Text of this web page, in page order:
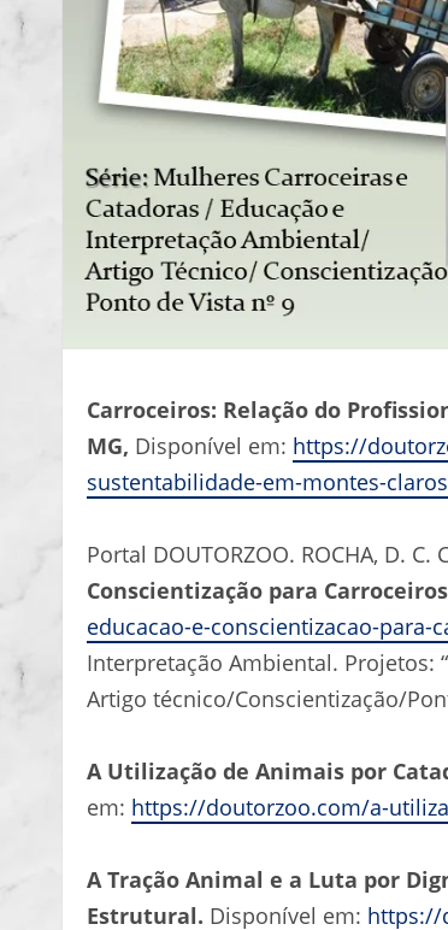
Carroceiros: Relação do
MG, Disponível em: https://
sustentabilidade-em-montes-
Portal DOUTORZOO. ROCHA, D. C.
Conscientização para
educacao-e-conscientizacao-para-
Interpretação Ambiental. Projetos:
Artigo técnico/Conscientização/
A Utilização de Animais por
em: https://doutorzoo.com/a-
A Tração Animal e a Luta por
Estrutural. Disponível em: https://